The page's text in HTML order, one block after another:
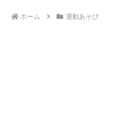
ホーム 運動あそび